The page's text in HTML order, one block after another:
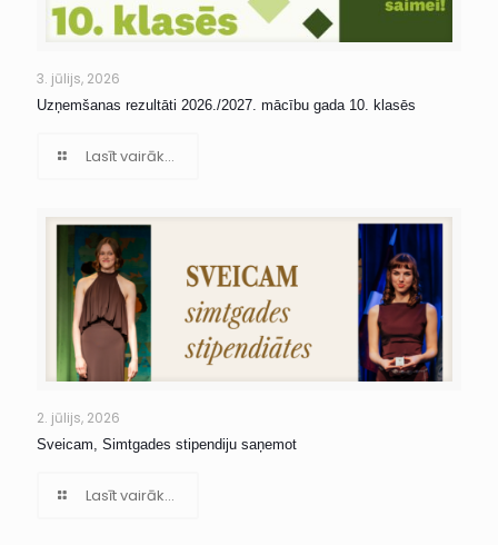
3. jūlijs, 2026
Uzņemšanas rezultāti 2026./2027. mācību gada 10. klasēs
Lasīt vairāk...
2. jūlijs, 2026
Sveicam, Simtgades stipendiju saņemot
Lasīt vairāk...